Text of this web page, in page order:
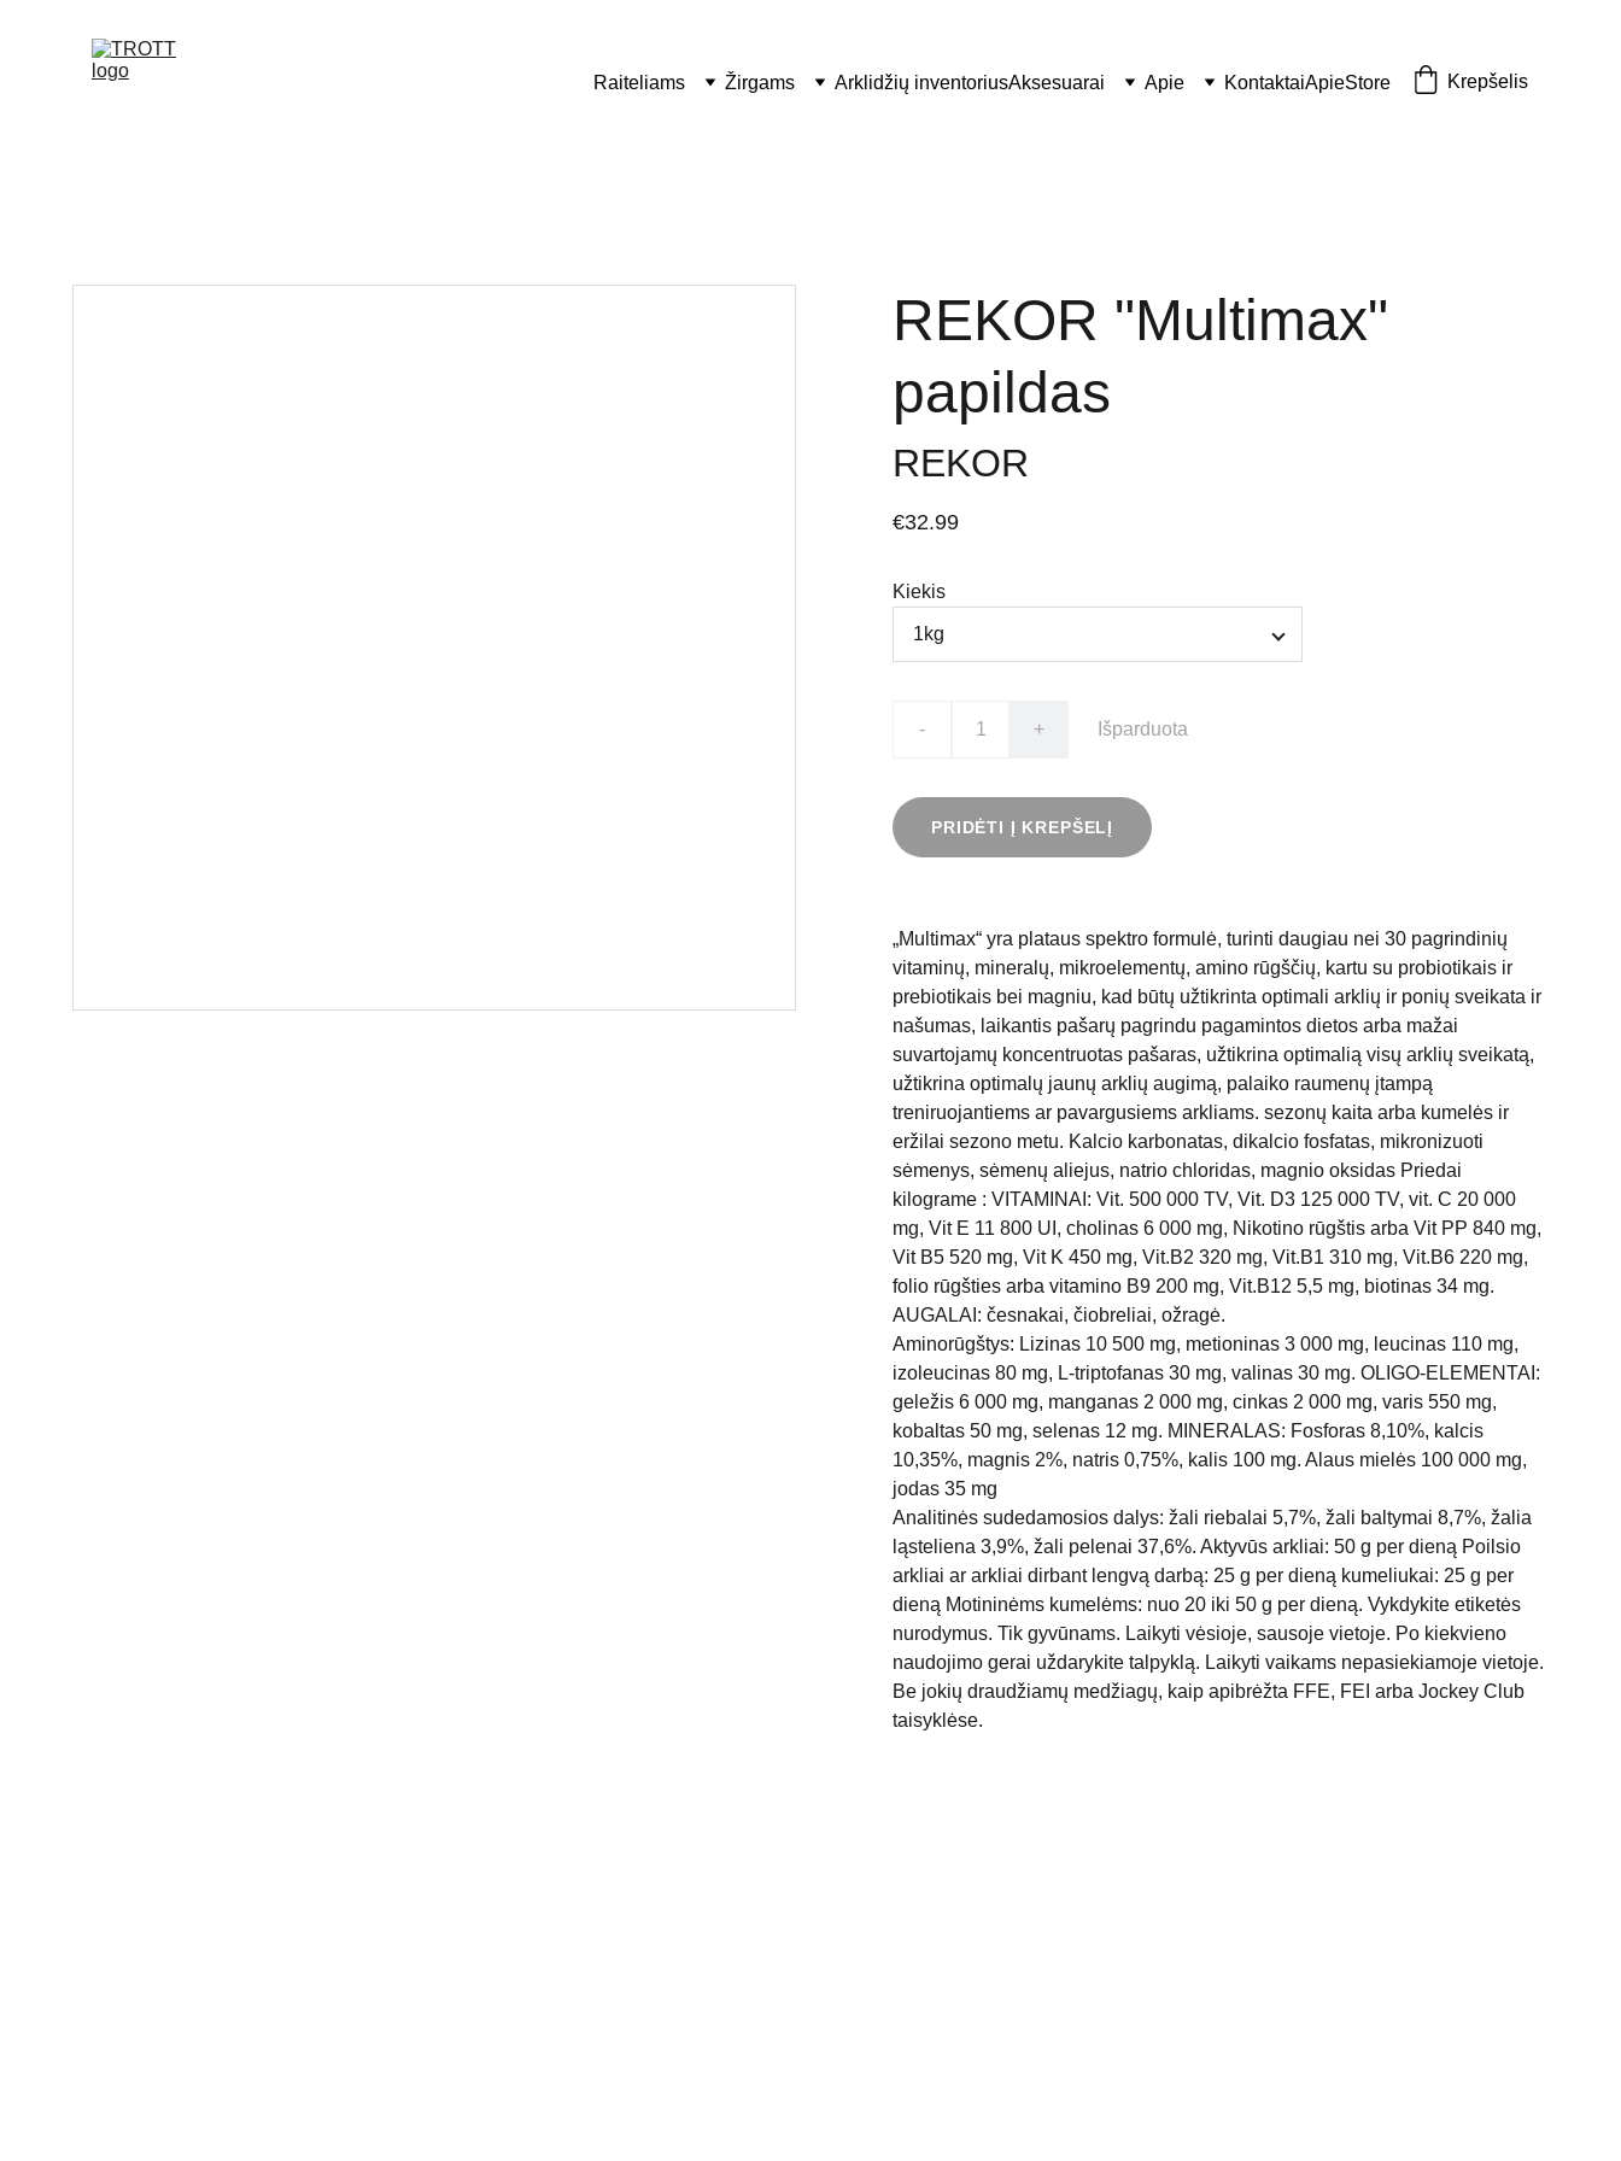
Raiteliams Žirgams Arklidžių inventoriusAksesuarai Apie KontaktaiApieStore Krepšelis
REKOR "Multimax"
papildas
REKOR
€32.99
Kiekis
- + Išparduota
PRIDĖTI Į KREPŠELĮ
„Multimax“ yra plataus spektro formulė, turinti daugiau nei 30 pagrindinių
vitaminų, mineralų, mikroelementų, amino rūgščių, kartu su probiotikais ir
prebiotikais bei magniu, kad būtų užtikrinta optimali arklių ir ponių sveikata ir
našumas, laikantis pašarų pagrindu pagamintos dietos arba mažai
suvartojamų koncentruotas pašaras, užtikrina optimalią visų arklių sveikatą,
užtikrina optimalų jaunų arklių augimą, palaiko raumenų įtampą
treniruojantiems ar pavargusiems arkliams. sezonų kaita arba kumelės ir
eržilai sezono metu. Kalcio karbonatas, dikalcio fosfatas, mikronizuoti
sėmenys, sėmenų aliejus, natrio chloridas, magnio oksidas Priedai
kilograme : VITAMINAI: Vit. 500 000 TV, Vit. D3 125 000 TV, vit. C 20 000
mg, Vit E 11 800 UI, cholinas 6 000 mg, Nikotino rūgštis arba Vit PP 840 mg,
Vit B5 520 mg, Vit K 450 mg, Vit.B2 320 mg, Vit.B1 310 mg, Vit.B6 220 mg,
folio rūgšties arba vitamino B9 200 mg, Vit.B12 5,5 mg, biotinas 34 mg.
AUGALAI: česnakai, čiobreliai, ožragė.
Aminorūgštys: Lizinas 10 500 mg, metioninas 3 000 mg, leucinas 110 mg,
izoleucinas 80 mg, L-triptofanas 30 mg, valinas 30 mg. OLIGO-ELEMENTAI:
geležis 6 000 mg, manganas 2 000 mg, cinkas 2 000 mg, varis 550 mg,
kobaltas 50 mg, selenas 12 mg. MINERALAS: Fosforas 8,10%, kalcis
10,35%, magnis 2%, natris 0,75%, kalis 100 mg. Alaus mielės 100 000 mg,
jodas 35 mg
Analitinės sudedamosios dalys: žali riebalai 5,7%, žali baltymai 8,7%, žalia
ląsteliena 3,9%, žali pelenai 37,6%. Aktyvūs arkliai: 50 g per dieną Poilsio
arkliai ar arkliai dirbant lengvą darbą: 25 g per dieną kumeliukai: 25 g per
dieną Motininėms kumelėms: nuo 20 iki 50 g per dieną. Vykdykite etiketės
nurodymus. Tik gyvūnams. Laikyti vėsioje, sausoje vietoje. Po kiekvieno
naudojimo gerai uždarykite talpyklą. Laikyti vaikams nepasiekiamoje vietoje.
Be jokių draudžiamų medžiagų, kaip apibrėžta FFE, FEI arba Jockey Club
taisyklėse.